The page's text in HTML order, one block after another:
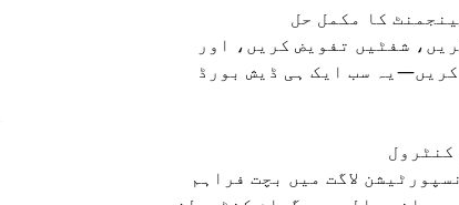
کا مکمل حل
شفٹیں تفویض کریں، اور
سب ایک ہی ڈیش بورڈ
کنٹرول
لاگت میں بچت فراہم